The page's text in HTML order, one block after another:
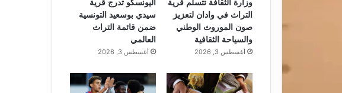
وزارة الثقافة تتسلم قرية
التراث في وادان لتعزيز
صون الموروث الوطني
والسياحة الثقافية
أغسطس 3, 2026
اليونسكو تدرج قرية
سيدي بوسعيد التونسية
ضمن قائمة التراث
العالمي
أغسطس 3, 2026